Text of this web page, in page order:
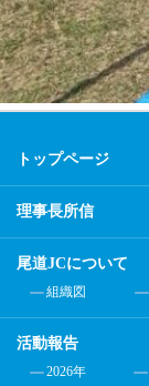
トップページ
理事長所信
尾道JCについて
組織図
活動報告
2026年